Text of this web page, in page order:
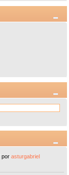
porasturgabriel